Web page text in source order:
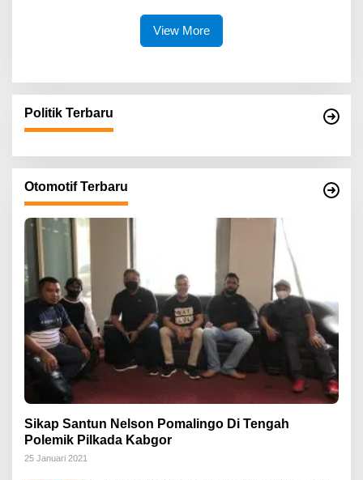
View More
Politik Terbaru
Otomotif Terbaru
Sikap Santun Nelson Pomalingo Di Tengah
Polemik Pilkada Kabgor
25 Januari 2021